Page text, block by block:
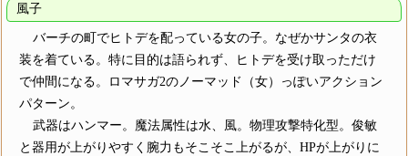
風子
バーチの町でヒトデを配っている女の子。なぜかサンタの衣
装を着ている。特に目的は語られず、ヒトデを受け取っただけ
で仲間になる。ロマサガ2のノーマッド（女）っぽいアクション
パターン。
武器はハンマー。魔法属性は水、風。物理攻撃特化型。俊敏
と器用が上がりやすく腕力もそこそこ上がるが、HPが上がりに